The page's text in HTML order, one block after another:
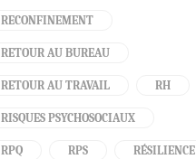
RECONFINEMENT
RETOUR AU BUREAU
RETOUR AU TRAVAIL RH
RISQUES PSYCHOSOCIAUX
RPQ RPS RÉSILIENCE